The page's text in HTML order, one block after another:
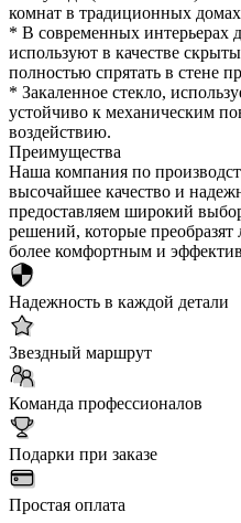
комнат в традиционных
* В современных интерьерах
используют в качестве
полностью спрятать в стене
* Закаленное стекло,
устойчиво к механическим
воздействию.
Преимущества
Наша компания по
высочайшее качество и
предоставляем широкий
решений, которые
более комфортным и
Надежность в каждой детали
Звездный маршрут
Команда профессионалов
Подарки при заказе
Простая оплата